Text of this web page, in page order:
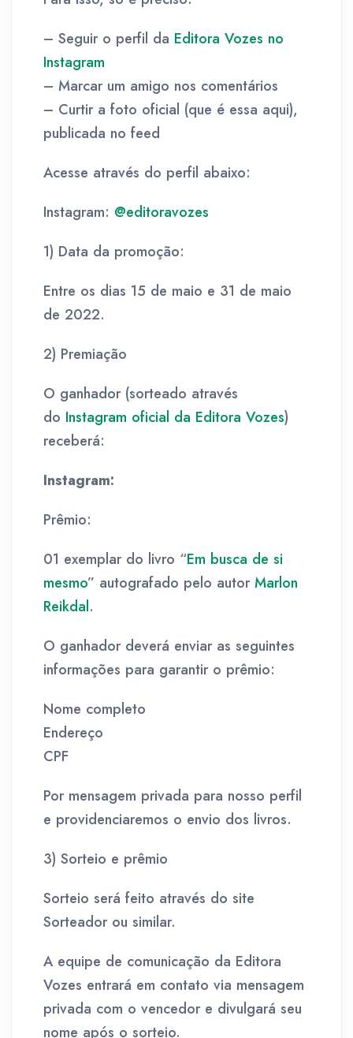
– Seguir o perfil da Editora Vozes no
Instagram
– Marcar um amigo nos comentários
– Curtir a foto oficial (que é essa aqui),
publicada no feed
Acesse através do perfil abaixo:
Instagram: @editoravozes
1) Data da promoção:
Entre os dias 15 de maio e 31 de maio
de 2022.
2) Premiação
O ganhador (sorteado através
do Instagram oficial da Editora Vozes)
receberá:
Instagram:
Prêmio:
01 exemplar do livro “Em busca de si
mesmo” autografado pelo autorMarlon
Reikdal.
O ganhador deverá enviar as seguintes
informações para garantir o prêmio:
Nome completo
Endereço
CPF
Por mensagem privada para nosso perfil
e providenciaremos o envio dos livros.
3) Sorteio e prêmio
Sorteio será feito através do site
Sorteador ou similar.
A equipe de comunicação da Editora
Vozes entrará em contato via mensagem
privada com o vencedor e divulgará seu
nome após o sorteio.